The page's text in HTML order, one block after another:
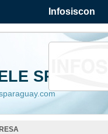
Infosiscon
SRL